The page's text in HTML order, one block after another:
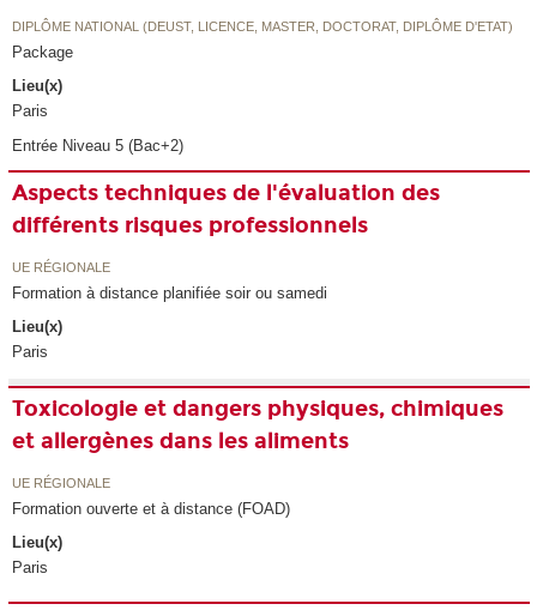
DIPLÔME NATIONAL (DEUST, LICENCE, MASTER, DOCTORAT, DIPLÔME D'ETAT)
Package
Lieu(x)
Paris
Entrée Niveau 5 (Bac+2)
Aspects techniques de l'évaluation des
différents risques professionnels
UE RÉGIONALE
Formation à distance planifiée soir ou samedi
Lieu(x)
Paris
Toxicologie et dangers physiques, chimiques
et allergènes dans les aliments
UE RÉGIONALE
Formation ouverte et à distance (FOAD)
Lieu(x)
Paris